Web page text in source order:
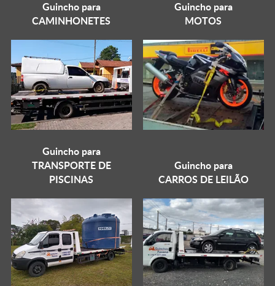
Guincho para
CAMINHONETES
Guincho para
MOTOS
Guincho para
TRANSPORTE DE
PISCINAS
Guincho para
CARROS DE LEILÃO